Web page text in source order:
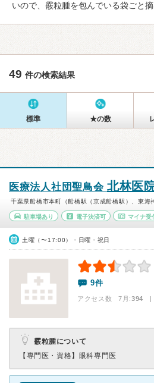
いので、霰粒腫を包んでいる袋ごと摘
49 件の検索結果
標準 ★の数
医療法人社団聖鳥会 北林医
千葉県船橋市本町（船橋駅（京成船橋駅）、東海
駐車場あり 電子決済可 マイナ受
土曜（〜17:00）・日曜・祝日
9件
アクセス数 7月:394 |
霰粒腫について
【専門医・資格】 眼科専門医